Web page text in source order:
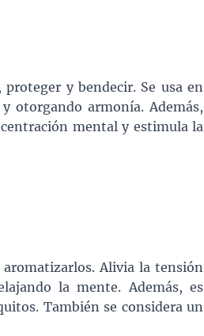
y bendecir. Se usa en
otorgando armonía. Además,
mental y estimula la
Alivia la tensión
la mente. Además, es
También se considera un